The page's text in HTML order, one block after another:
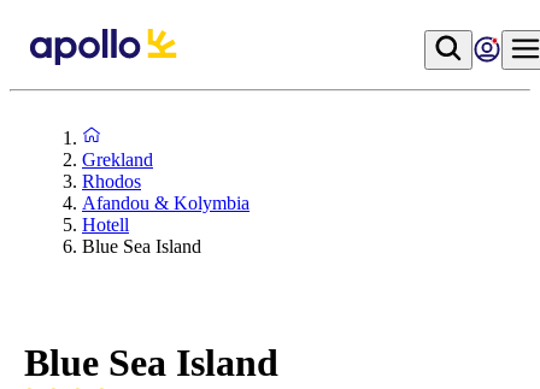
Grekland
Rhodos
Afandou & Kolymbia
Hotell
Blue Sea Island
Blue Sea Island